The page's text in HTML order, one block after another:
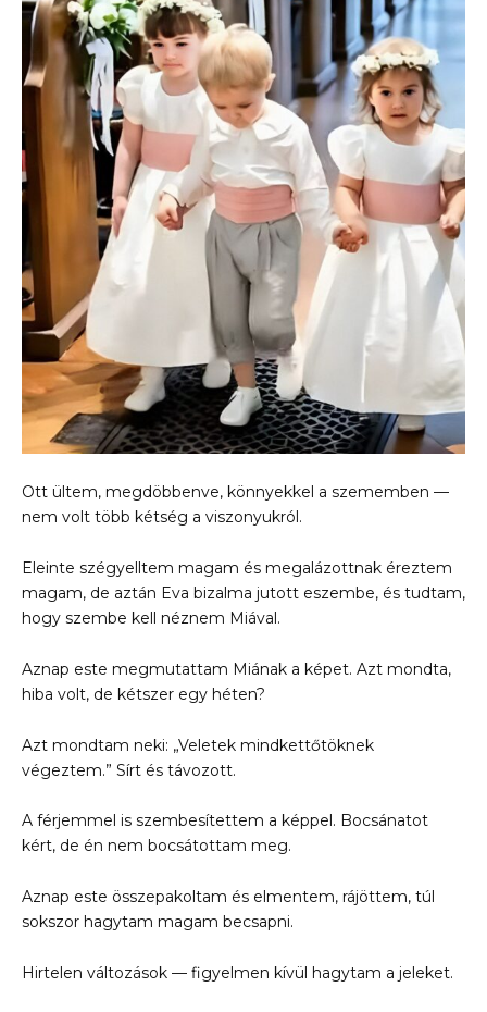
Ott ültem, megdöbbenve, könnyekkel a szememben —
nem volt több kétség a viszonyukról.
Eleinte szégyelltem magam és megalázottnak éreztem
magam, de aztán Eva bizalma jutott eszembe, és tudtam,
hogy szembe kell néznem Miával.
Aznap este megmutattam Miának a képet. Azt mondta,
hiba volt, de kétszer egy héten?
Azt mondtam neki: „Veletek mindkettőtöknek
végeztem.” Sírt és távozott.
A férjemmel is szembesítettem a képpel. Bocsánatot
kért, de én nem bocsátottam meg.
Aznap este összepakoltam és elmentem, rájöttem, túl
sokszor hagytam magam becsapni.
Hirtelen változások — figyelmen kívül hagytam a jeleket.